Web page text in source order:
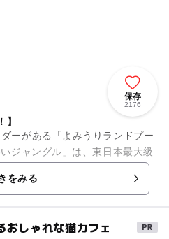
保存
2176
ーがある「よみうりランドプー
ジャングル」は、東日本最大級
注ぐ大迫力の水遊びエリア。大
をみる
おしゃれな猫カフェ